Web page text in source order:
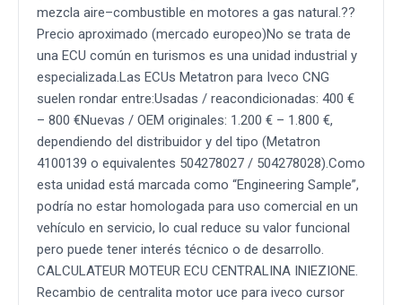
mezcla aire–combustible en motores a gas natural.??
Precio aproximado (mercado europeo)No se trata de
una ECU común en turismos es una unidad industrial y
especializada.Las ECUs Metatron para Iveco CNG
suelen rondar entre:Usadas / reacondicionadas: 400 €
– 800 €Nuevas / OEM originales: 1.200 € – 1.800 €,
dependiendo del distribuidor y del tipo (Metatron
4100139 o equivalentes 504278027 / 504278028).Como
esta unidad está marcada como “Engineering Sample”,
podría no estar homologada para uso comercial en un
vehículo en servicio, lo cual reduce su valor funcional
pero puede tener interés técnico o de desarrollo.
CALCULATEUR MOTEUR ECU CENTRALINA INIEZIONE.
Recambio de centralita motor uce para iveco cursor